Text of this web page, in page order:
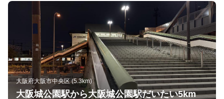
大阪府大阪市中央区 (5.3km)
大阪城公園駅から大阪城公園駅だいたい5km